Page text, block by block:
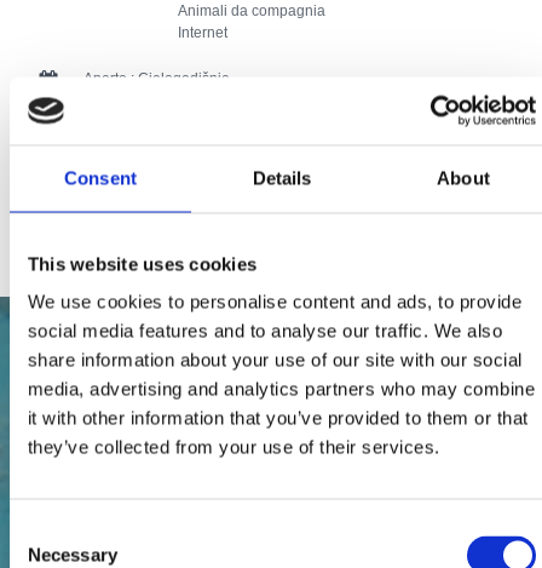
Consent Details About
This website uses cookies
We use cookies to personalise content and ads, to provide
social media features and to analyse our traffic. We also
share information about your use of our site with our social
media, advertising and analytics partners who may combine
it with other information that you’ve provided to them or that
they’ve collected from your use of their services.
Selection
Necessary
Animali da compagnia
Internet
Aperto : Cjelogodišnje
Distanza dal centro: